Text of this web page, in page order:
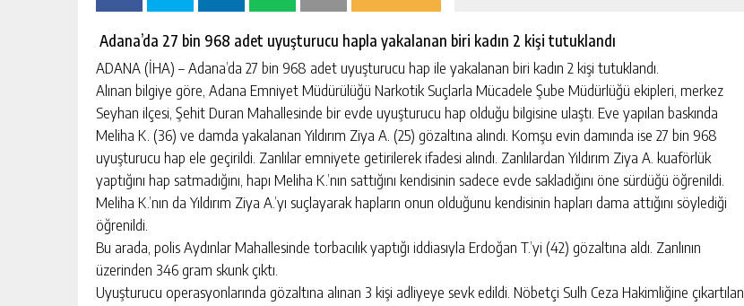
Adana’da 27 bin 968 adet uyuşturucu hapla yakalanan biri kadın 2 kişi tutuklandı
ADANA (İHA) – Adana’da 27 bin 968 adet uyuşturucu hap ile yakalanan biri kadın 2 kişi tutuklandı.
Alınan bilgiye göre, Adana Emniyet Müdürülüğü Narkotik Suçlarla Mücadele Şube Müdürlüğü ekipleri, merkez
Seyhan ilçesi, Şehit Duran Mahallesinde bir evde uyuşturucu hap olduğu bilgisine ulaştı. Eve yapılan baskında
Meliha K. (36) ve damda yakalanan Yıldırım Ziya A. (25) gözaltına alındı. Komşu evin damında ise 27 bin 968
uyuşturucu hap ele geçirildi. Zanlılar emniyete getirilerek ifadesi alındı. Zanlılardan Yıldırım Ziya A. kuaförlük
yaptığını hap satmadığını, hapı Meliha K.’nın sattığını kendisinin sadece evde sakladığını öne sürdüğü öğrenildi.
Meliha K.’nın da Yıldırım Ziya A.’yı suçlayarak hapların onun olduğunu kendisinin hapları dama attığını söylediği
öğrenildi.
Bu arada, polis Aydınlar Mahallesinde torbacılık yaptığı iddiasıyla Erdoğan T.’yi (42) gözaltına aldı. Zanlının
üzerinden 346 gram skunk çıktı.
Uyuşturucu operasyonlarında gözaltına alınan 3 kişi adliyeye sevk edildi. Nöbetçi Sulh Ceza Hakimliğine çıkartılan